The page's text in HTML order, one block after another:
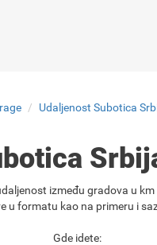
Udaljenost Subotica
između gradova u
u formatu kao na primeru i
Gde idete: